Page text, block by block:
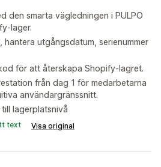
den smarta vägledningen i PULPO
lager.
utgångsdatum, serienummer
för att återskapa Shopify-lagret.
från dag 1 för medarbetarna
användargränssnitt.
lagerplatsnivå
text Visa original